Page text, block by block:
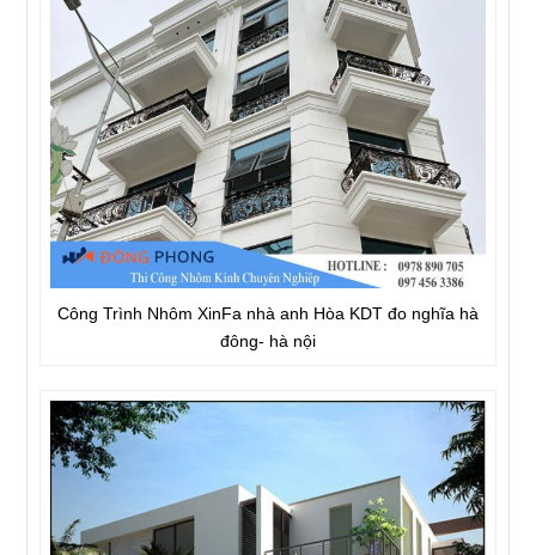
Công Trình Nhôm XinFa nhà anh Hòa KDT đo nghĩa hà
đông- hà nội